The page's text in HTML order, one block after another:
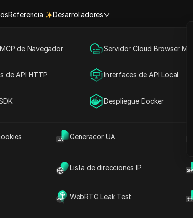
sociales
Generador UA
Lista de direcciones IP
WebRTC Leak Test
Referencia Desarrolladores
de Navegador Servidor Cloud Browser MCP
de API HTTP Interfaces de API Local
Despliegue Docker
sobre esta página